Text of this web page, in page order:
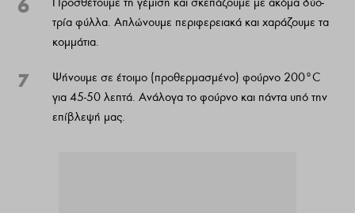
6
τρία φύλλα. Απλώνουμε περιφερειακά και χαράζουμε τα
κομμάτια.
7
Ψήνουμε σε έτοιμο (προθερμασμένο) φούρνο 200°C
για 45-50 λεπτά. Ανάλογα το φούρνο και πάντα υπό την
επίβλεψή μας.